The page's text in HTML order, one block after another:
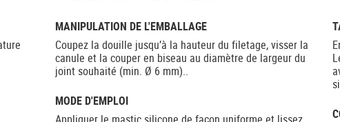
MANIPULATION DE L'EMBALLAGE
Coupez la douille jusqu’à la hauteur du filetage, visser la
canule et la couper en biseau au diamètre de largeur du
joint souhaité (min. Ø 6 mm)..
MODE D'EMPLOI